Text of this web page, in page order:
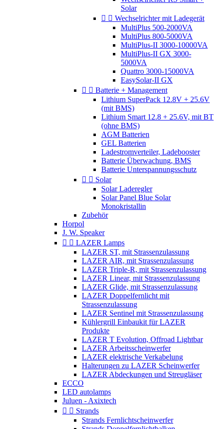
Solar
  Wechselrichter mit Ladegerät
MultiPlus 500-2000VA
MultiPlus 800-5000VA
MultiPlus-II 3000-10000VA
MultiPlus-II GX 3000-
5000VA
Quattro 3000-15000VA
EasySolar-II GX
  Batterie + Management
Lithium SuperPack 12.8V + 25.6V
(mit BMS)
Lithium Smart 12.8 + 25.6V, mit BT
(ohne BMS)
AGM Batterien
GEL Batterien
Ladestromverteiler, Ladebooster
Batterie Überwachung, BMS
Batterie Unterspannungsschutz
  Solar
Solar Laderegler
Solar Panel Blue Solar
Monokristallin
Zubehör
Horpol
J. W. Speaker
  LAZER Lamps
LAZER ST, mit Strassenzulassung
LAZER AIR, mit Strassenzulassung
LAZER Triple-R, mit Strassenzulassung
LAZER Linear, mit Strassenzulassung
LAZER Glide, mit Strassenzulassung
LAZER Doppelfernlicht mit
Strassenzulassung
LAZER Sentinel mit Strassenzulassung
Kühlergrill Einbaukit für LAZER
Produkte
LAZER T Evolution, Offroad Lightbar
LAZER Arbeitsscheinwerfer
LAZER elektrische Verkabelung
Halterungen zu LAZER Scheinwerfer
LAZER Abdeckungen und Streugläser
ECCO
LED autolamps
Juluen - Axixtech
  Strands
Strands Fernlichtscheinwerfer